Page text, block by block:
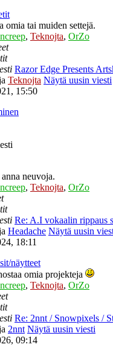
omia tai muiden settejä.
, Teknojta, OrZo
Razor Edge Presents
Teknojta Näytä uusin viesti
15:50
neuvoja.
, Teknojta, OrZo
Re: A.I vokaalin rippaus
Headache Näytä uusin
18:11
näytteet
omia projekteja
, Teknojta, OrZo
Re: 2nnt / Snowpixels /
2nnt Näytä uusin viesti
09:14